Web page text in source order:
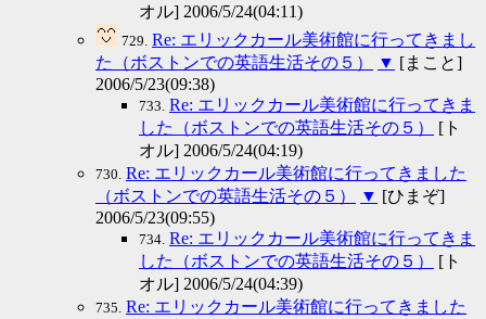
オル] 2006/5/24(04:11)
729. Re: エリックカール美術館に行ってきまし
た（ボストンでの英語生活その５）
▼ [まこと]
2006/5/23(09:38)
733. Re: エリックカール美術館に行ってきま
した（ボストンでの英語生活その５）
[ト
オル] 2006/5/24(04:19)
730. Re: エリックカール美術館に行ってきました
（ボストンでの英語生活その５）
▼ [ひまぞ]
2006/5/23(09:55)
734. Re: エリックカール美術館に行ってきま
した（ボストンでの英語生活その５）
[ト
オル] 2006/5/24(04:39)
735. Re: エリックカール美術館に行ってきました